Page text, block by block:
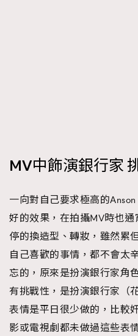
MV中飾演銀行家
一向對自己要求極高的
好的效果，在拍攝MV時也
停的換造型、轉妝，雖然累
自己喜歡的事情，都不會太
忘的，原來是扮演銀行家角
有挑戰性，是扮演銀行家（
表情是平日很少做的，比較
影或電視劇都未做過這些表